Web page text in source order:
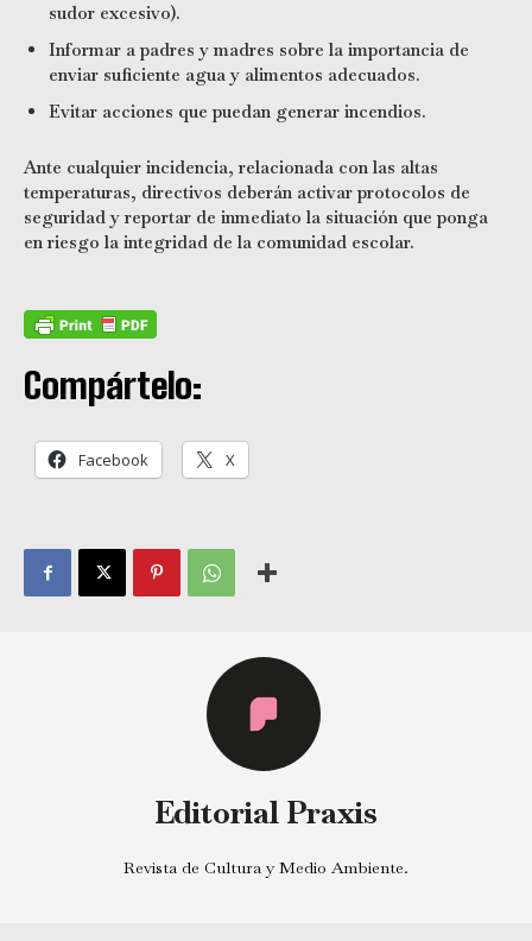
sudor excesivo).
Informar a padres y madres sobre la importancia de
enviar suficiente agua y alimentos adecuados.
Evitar acciones que puedan generar incendios.
Ante cualquier incidencia, relacionada con las altas
temperaturas, directivos deberán activar protocolos de
seguridad y reportar de inmediato la situación que ponga
en riesgo la integridad de la comunidad escolar.
Compártelo:
Facebook X
Editorial Praxis
Revista de Cultura y Medio Ambiente.